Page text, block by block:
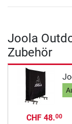
Joola
Zubehör
CHF 48.00